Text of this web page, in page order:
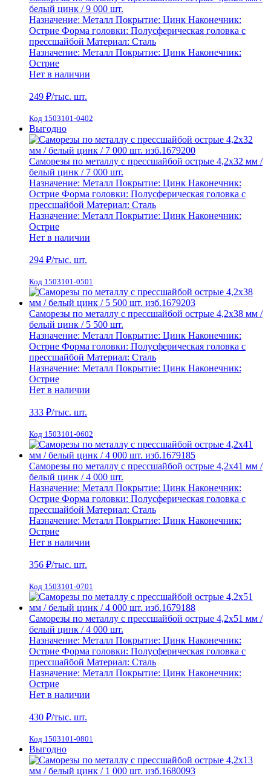
белый цинк / 9 000 шт.
Назначение: Металл Покрытие: Цинк Наконечник:
Острие Форма головки: Полусферическая головка с
прессшайбой Материал: Сталь
Назначение: Металл Покрытие: Цинк Наконечник:
Острие
Нет в наличии
249 ₽/тыс. шт.
Код 1503101-0402
Выгодно
Саморезы по металлу с прессшайбой острые 4,2х32 мм /
белый цинк / 7 000 шт.
Назначение: Металл Покрытие: Цинк Наконечник:
Острие Форма головки: Полусферическая головка с
прессшайбой Материал: Сталь
Назначение: Металл Покрытие: Цинк Наконечник:
Острие
Нет в наличии
294 ₽/тыс. шт.
Код 1503101-0501
Саморезы по металлу с прессшайбой острые 4,2х38 мм /
белый цинк / 5 500 шт.
Назначение: Металл Покрытие: Цинк Наконечник:
Острие Форма головки: Полусферическая головка с
прессшайбой Материал: Сталь
Назначение: Металл Покрытие: Цинк Наконечник:
Острие
Нет в наличии
333 ₽/тыс. шт.
Код 1503101-0602
Саморезы по металлу с прессшайбой острые 4,2х41 мм /
белый цинк / 4 000 шт.
Назначение: Металл Покрытие: Цинк Наконечник:
Острие Форма головки: Полусферическая головка с
прессшайбой Материал: Сталь
Назначение: Металл Покрытие: Цинк Наконечник:
Острие
Нет в наличии
356 ₽/тыс. шт.
Код 1503101-0701
Саморезы по металлу с прессшайбой острые 4,2х51 мм /
белый цинк / 4 000 шт.
Назначение: Металл Покрытие: Цинк Наконечник:
Острие Форма головки: Полусферическая головка с
прессшайбой Материал: Сталь
Назначение: Металл Покрытие: Цинк Наконечник:
Острие
Нет в наличии
430 ₽/тыс. шт.
Код 1503101-0801
Выгодно